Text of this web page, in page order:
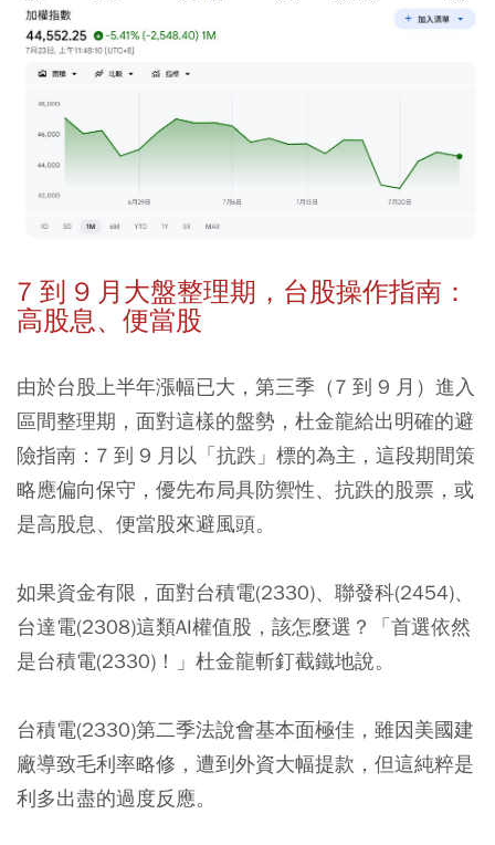
7 到 9 月大盤整理期，台股操作指南：
高股息、便當股
由於台股上半年漲幅已大，第三季（7 到 9 月）進入
區間整理期，面對這樣的盤勢，杜金龍給出明確的避
險指南： 7 到 9 月以「抗跌」標的為主，這段期間策
略應偏向保守，優先布局具防禦性、抗跌的股票，或
是高股息、便當股來避風頭。
如果資金有限，面對台積電(2330)、聯發科(2454)、
台達電(2308)這類AI權值股，該怎麼選？「首選依然
是台積電(2330)！」杜金龍斬釘截鐵地說。
台積電(2330)第二季法說會基本面極佳，雖因美國建
廠導致毛利率略修，遭到外資大幅提款，但這純粹是
利多出盡的過度反應。